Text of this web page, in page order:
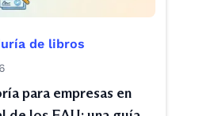
de libros
para empresas en